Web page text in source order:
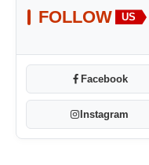
FOLLOW US
Facebook
Instagram